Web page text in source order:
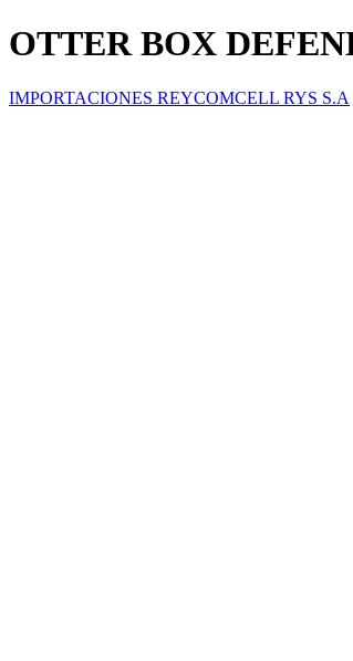
OTTER BOX
IMPORTACIONES REYCOMCELL RYS S.A